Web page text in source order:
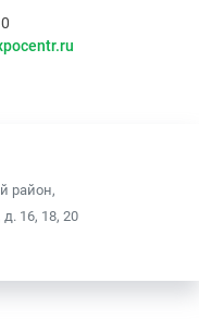
район,
16, 18, 20